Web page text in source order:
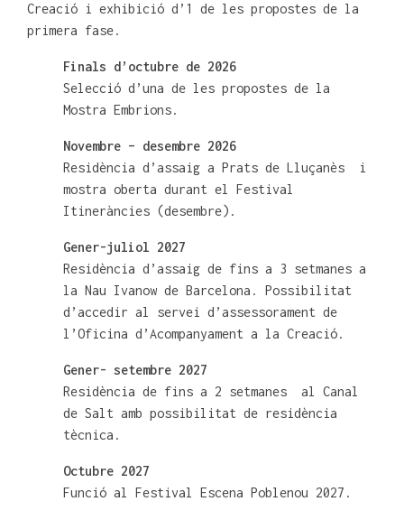
Creació i exhibició d’1 de les propostes de la
primera fase.
Finals d’octubre de 2026
Selecció d’una de les propostes de la
Mostra Embrions.
Novembre – desembre 2026
Residència d’assaig a Prats de Lluçanès i
mostra oberta durant el Festival
Itineràncies (desembre).
Gener-juliol 2027
Residència d’assaig de fins a 3 setmanes a
la Nau Ivanow de Barcelona. Possibilitat
d’accedir al servei d’assessorament de
l’Oficina d’Acompanyament a la Creació.
Gener- setembre 2027
Residència de fins a 2 setmanes al Canal
de Salt amb possibilitat de residència
tècnica.
Octubre 2027
Funció al Festival Escena Poblenou 2027.